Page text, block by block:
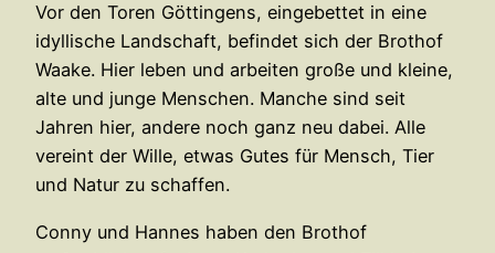
Vor den Toren Göttingens, eingebettet in eine
idyllische Landschaft, befindet sich der Brothof
Waake. Hier leben und arbeiten große und kleine,
alte und junge Menschen. Manche sind seit
Jahren hier, andere noch ganz neu dabei. Alle
vereint der Wille, etwas Gutes für Mensch, Tier
und Natur zu schaffen.
Conny und Hannes haben den Brothof